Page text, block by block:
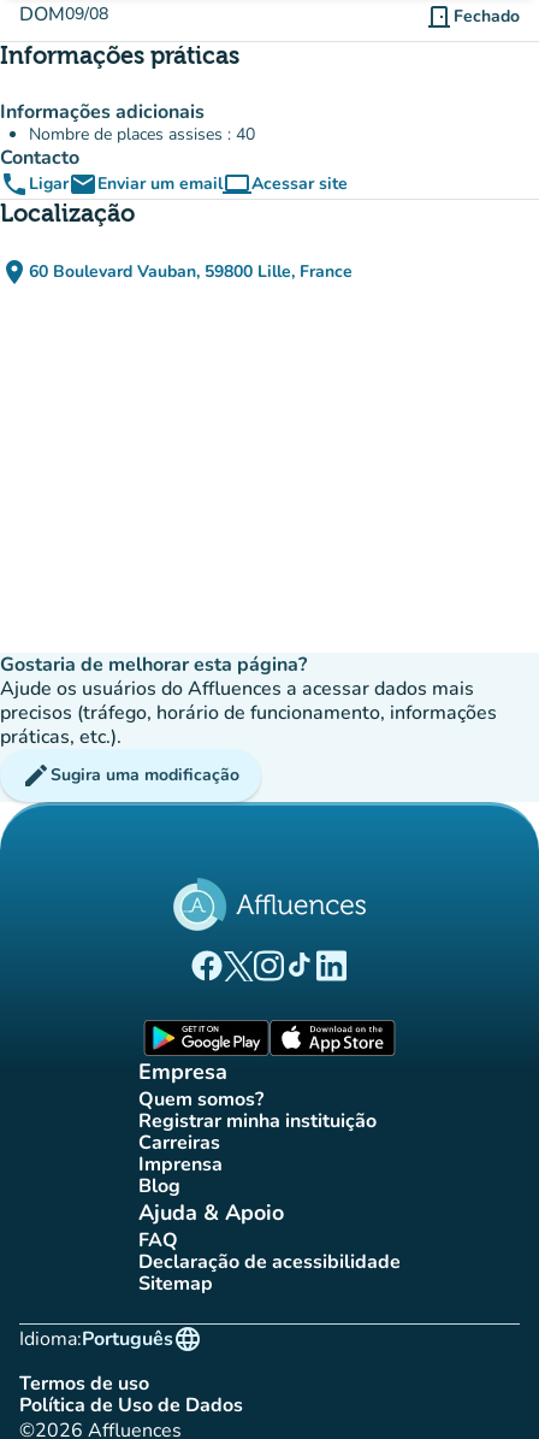
DOM09/08 door_front Fechado
Informações práticas
Informações adicionais
Nombre de places assises : 40
Contacto
phone LigaremailEnviar um emailcomputerAcessar site
(novo separador)
Localização
place 60 Boulevard Vauban, 59800 Lille, France
(abrir no Google Maps)
(novo separador)
Gostaria de melhorar esta página?
Ajude os usuários do Affluences a acessar dados mais
precisos (tráfego, horário de funcionamento, informações
práticas, etc.).
editSugira uma modificação
(novo separador)
(novo separador)
(novo separador)
(novo separador)
(novo separador)
Empresa
Quem somos?(novo separador)
Registrar minha instituição
(novo separador)
Carreiras(novo separador)
Imprensa(novo separador)
Blog(novo separador)
Ajuda & Apoio
FAQ(novo separador)
Declaração de acessibilidade
(novo separador)
Sitemap(novo separador)
Idioma:
language
Português
Termos de uso(novo separador)
Política de Uso de Dados
(novo separador)
©2026 Affluences